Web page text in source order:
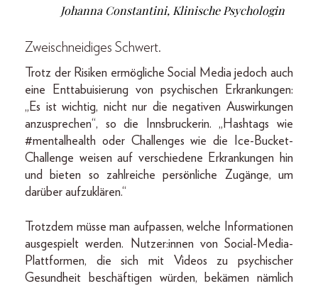
Johanna Constantini, Klinische Psychologin
Zweischneidiges Schwert.
Trotz der Risiken ermögliche Social Media jedoch auch
eine Enttabuisierung von psychischen Erkrankungen:
„Es ist wichtig, nicht nur die negativen Auswirkungen
anzusprechen“, so die Innsbruckerin. „Hashtags wie
#mentalhealth oder Challenges wie die Ice-Bucket-
Challenge weisen auf verschiedene Erkrankungen hin
und bieten so zahlreiche persönliche Zugänge, um
darüber aufzuklären.“
Trotzdem müsse man aufpassen, welche Informationen
ausgespielt werden. Nutzer:innen von Social-Media-
Plattformen, die sich mit Videos zu psychischer
Gesundheit beschäftigen würden, bekämen nämlich